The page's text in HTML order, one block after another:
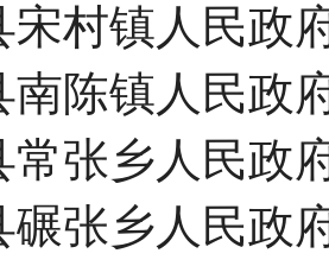
宋村镇人民政
南陈镇人民政
常张乡人民政
碾张乡人民政